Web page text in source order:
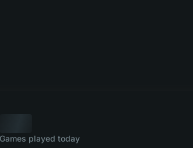
Games played today